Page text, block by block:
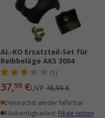
AL-KO Ersatzteil-Set für
Reibbeläge AKS 3004
(1)
37,99 €UVP 46,99 €
Demnächst wieder lieferbar
Filialverfügbarkeit: Filiale setzen